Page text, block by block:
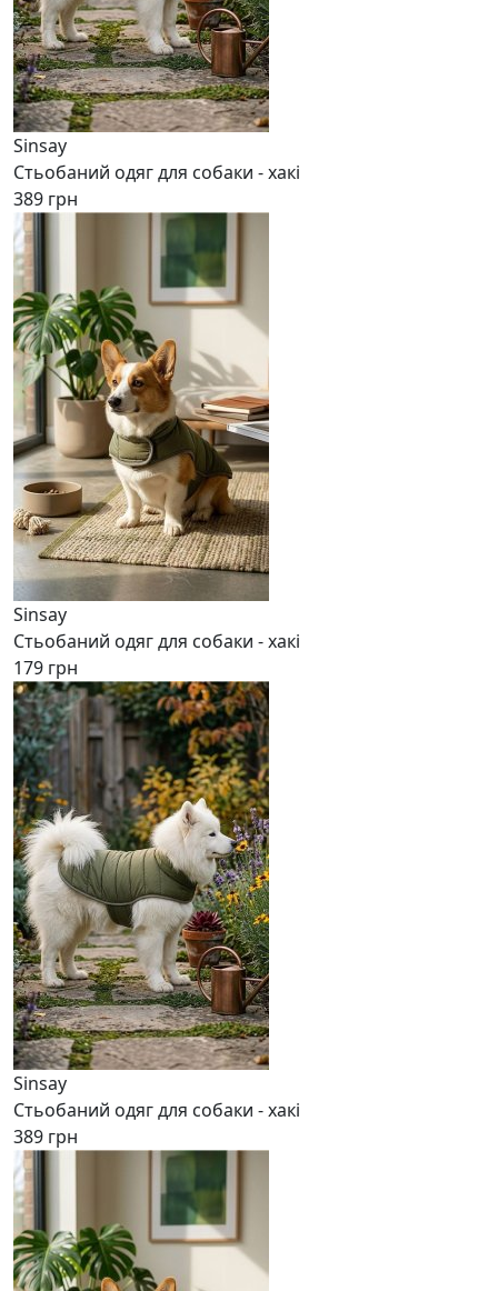
Sinsay
Стьобаний одяг для собаки - хакі
389 грн
Sinsay
Стьобаний одяг для собаки - хакі
179 грн
Sinsay
Стьобаний одяг для собаки - хакі
389 грн